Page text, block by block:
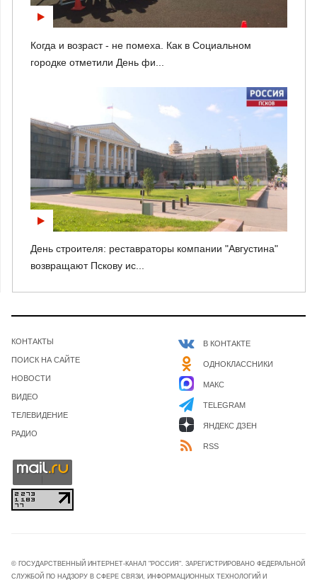
Когда и возраст - не помеха. Как в Социальном
городке отметили День фи...
День строителя: реставраторы компании "Августина"
возвращают Пскову ис...
КОНТАКТЫ
ПОИСК НА САЙТЕ
НОВОСТИ
ВИДЕО
ТЕЛЕВИДЕНИЕ
РАДИО
В КОНТАКТЕ
ОДНОКЛАССНИКИ
МАКС
TELEGRAM
ЯНДЕКС ДЗЕН
RSS
© ГОСУДАРСТВЕННЫЙ ИНТЕРНЕТ-КАНАЛ "РОССИЯ". ЗАРЕГИСТРИРОВАНО ФЕДЕРАЛЬНОЙ
СЛУЖБОЙ ПО НАДЗОРУ В СФЕРЕ СВЯЗИ, ИНФОРМАЦИОННЫХ ТЕХНОЛОГИЙ И